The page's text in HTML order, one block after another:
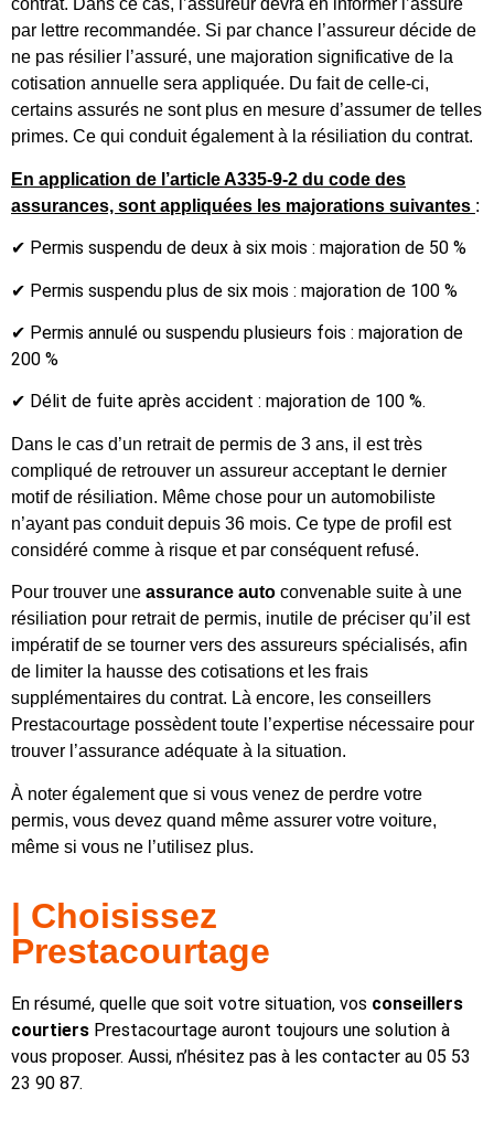
contrat. Dans ce cas, l’assureur devra en informer l’assuré
par lettre recommandée. Si par chance l’assureur décide de
ne pas résilier l’assuré, une majoration significative de la
cotisation annuelle sera appliquée. Du fait de celle-ci,
certains assurés ne sont plus en mesure d’assumer de telles
primes. Ce qui conduit également à la résiliation du contrat.
En application de l’article A335-9-2 du code des
assurances, sont appliquées les majorations suivantes :
✔ Permis suspendu de deux à six mois : majoration de 50 %
✔ Permis suspendu plus de six mois : majoration de 100 %
✔ Permis annulé ou suspendu plusieurs fois : majoration de
200 %
✔ Délit de fuite après accident : majoration de 100 %.
Dans le cas d’un retrait de permis de 3 ans, il est très
compliqué de retrouver un assureur acceptant le dernier
motif de résiliation. Même chose pour un automobiliste
n’ayant pas conduit depuis 36 mois. Ce type de profil est
considéré comme à risque et par conséquent refusé.
Pour trouver une assurance auto convenable suite à une
résiliation pour retrait de permis, inutile de préciser qu’il est
impératif de se tourner vers des assureurs spécialisés, afin
de limiter la hausse des cotisations et les frais
supplémentaires du contrat. Là encore, les conseillers
Prestacourtage possèdent toute l’expertise nécessaire pour
trouver l’assurance adéquate à la situation.
À noter également que si vous venez de perdre votre
permis, vous devez quand même assurer votre voiture,
même si vous ne l’utilisez plus.
| Choisissez
Prestacourtage
En résumé, quelle que soit votre situation, vos conseillers
courtiers Prestacourtage auront toujours une solution à
vous proposer. Aussi, n’hésitez pas à les contacter au 05 53
23 90 87.